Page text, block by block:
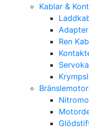
Kablar &
Ren